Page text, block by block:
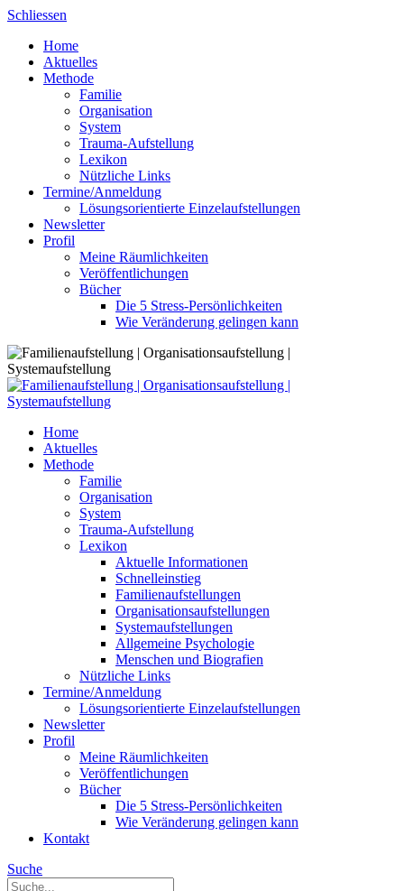
Skip
content
Schliessen
Home
Aktuelles
Methode
Familie
Organisation
System
Trauma-Aufstellung
Lexikon
Nützliche Links
Termine/Anmeldung
Lösungsorientierte Einzelaufstellungen
Newsletter
Profil
Meine Räumlichkeiten
Veröffentlichungen
Bücher
Die 5 Stress-Persönlichkeiten
Wie Veränderung gelingen kann
Home
Aktuelles
Methode
Familie
Organisation
System
Trauma-Aufstellung
Lexikon
Aktuelle Informationen
Schnelleinstieg
Familienaufstellungen
Organisationsaufstellungen
Systemaufstellungen
Allgemeine Psychologie
Menschen und Biografien
Nützliche Links
Termine/Anmeldung
Lösungsorientierte Einzelaufstellungen
Newsletter
Profil
Meine Räumlichkeiten
Veröffentlichungen
Bücher
Die 5 Stress-Persönlichkeiten
Wie Veränderung gelingen kann
Kontakt
Suche